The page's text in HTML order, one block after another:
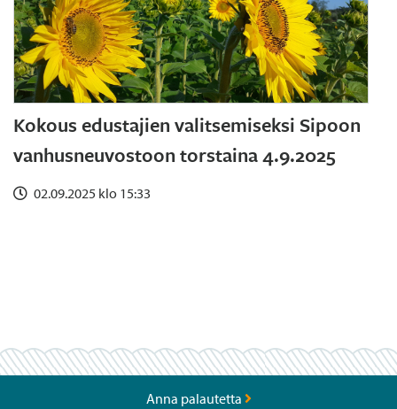
Kokous edustajien valitsemiseksi Sipoon
vanhusneuvostoon torstaina 4.9.2025
02.09.2025 klo 15:33
Anna palautetta